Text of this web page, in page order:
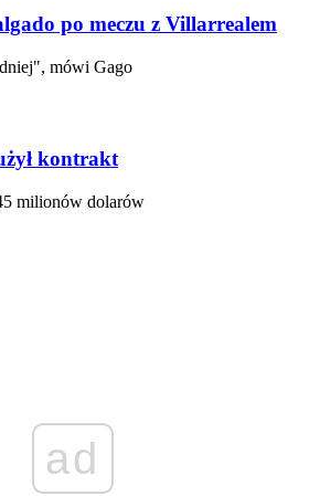
po meczu z Villarrealem
mówi Gago
kontrakt
milionów dolarów
ad